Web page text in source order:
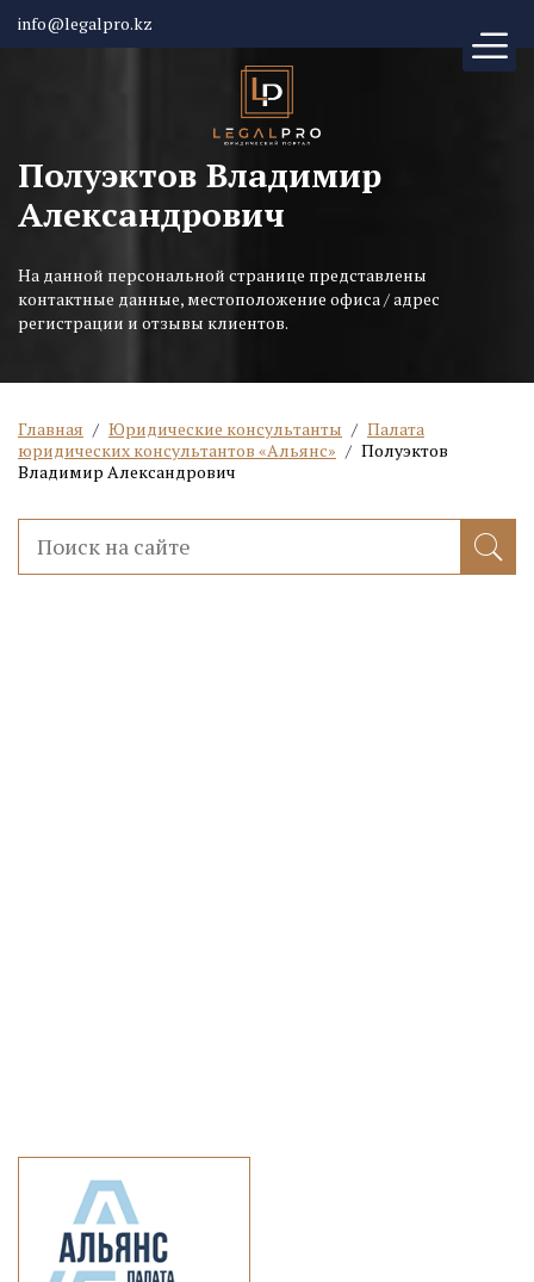
info@legalpro.kz
Полуэктов Владимир
Александрович
На данной персональной странице представлены
контактные данные, местоположение офиса / адрес
регистрации и отзывы клиентов.
Главная / Юридические консультанты / Палата
юридических консультантов «Альянс» / Полуэктов
Владимир Александрович